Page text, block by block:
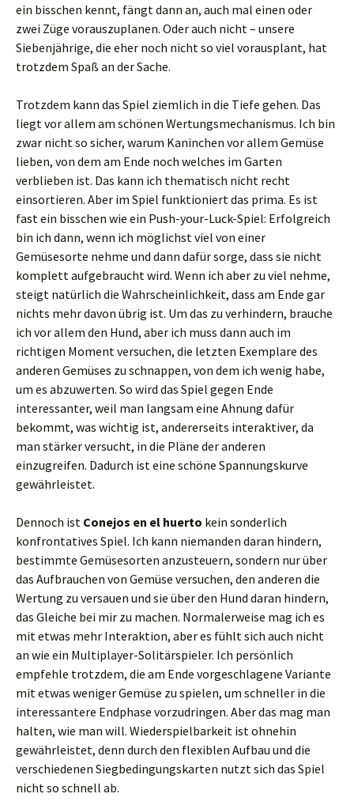
ein bisschen kennt, fängt dann an, auch mal einen oder
zwei Züge vorauszuplanen. Oder auch nicht – unsere
Siebenjährige, die eher noch nicht so viel vorausplant, hat
trotzdem Spaß an der Sache.
Trotzdem kann das Spiel ziemlich in die Tiefe gehen. Das
liegt vor allem am schönen Wertungsmechanismus. Ich bin
zwar nicht so sicher, warum Kaninchen vor allem Gemüse
lieben, von dem am Ende noch welches im Garten
verblieben ist. Das kann ich thematisch nicht recht
einsortieren. Aber im Spiel funktioniert das prima. Es ist
fast ein bisschen wie ein Push-your-Luck-Spiel: Erfolgreich
bin ich dann, wenn ich möglichst viel von einer
Gemüsesorte nehme und dann dafür sorge, dass sie nicht
komplett aufgebraucht wird. Wenn ich aber zu viel nehme,
steigt natürlich die Wahrscheinlichkeit, dass am Ende gar
nichts mehr davon übrig ist. Um das zu verhindern, brauche
ich vor allem den Hund, aber ich muss dann auch im
richtigen Moment versuchen, die letzten Exemplare des
anderen Gemüses zu schnappen, von dem ich wenig habe,
um es abzuwerten. So wird das Spiel gegen Ende
interessanter, weil man langsam eine Ahnung dafür
bekommt, was wichtig ist, andererseits interaktiver, da
man stärker versucht, in die Pläne der anderen
einzugreifen. Dadurch ist eine schöne Spannungskurve
gewährleistet.
Dennoch ist Conejos en el huerto kein sonderlich
konfrontatives Spiel. Ich kann niemanden daran hindern,
bestimmte Gemüsesorten anzusteuern, sondern nur über
das Aufbrauchen von Gemüse versuchen, den anderen die
Wertung zu versauen und sie über den Hund daran hindern,
das Gleiche bei mir zu machen. Normalerweise mag ich es
mit etwas mehr Interaktion, aber es fühlt sich auch nicht
an wie ein Multiplayer-Solitärspieler. Ich persönlich
empfehle trotzdem, die am Ende vorgeschlagene Variante
mit etwas weniger Gemüse zu spielen, um schneller in die
interessantere Endphase vorzudringen. Aber das mag man
halten, wie man will. Wiederspielbarkeit ist ohnehin
gewährleistet, denn durch den flexiblen Aufbau und die
verschiedenen Siegbedingungskarten nutzt sich das Spiel
nicht so schnell ab.